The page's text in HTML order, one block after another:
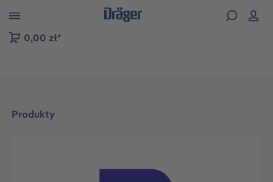
do nawigacji na platformie B2B
0,00 zł*
Produkty
Pomiń galerię zdjęć